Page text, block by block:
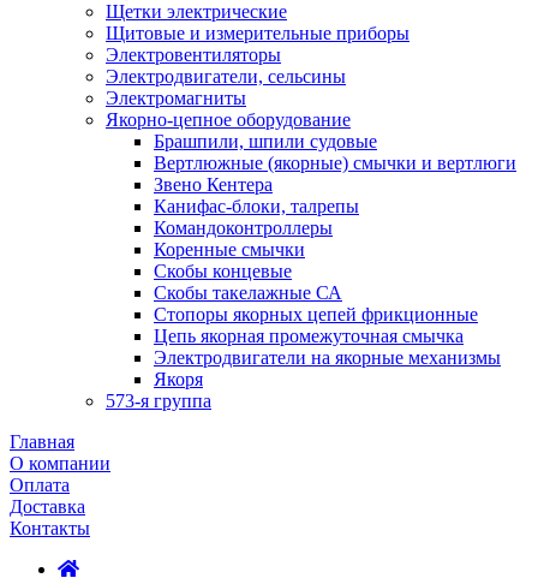
Щетки электрические
Щитовые и измерительные приборы
Электровентиляторы
Электродвигатели, сельсины
Электромагниты
Якорно-цепное оборудование
Брашпили, шпили судовые
Вертлюжные (якорные) смычки и вертлюги
Звено Кентера
Канифас-блоки, талрепы
Командоконтроллеры
Коренные смычки
Скобы концевые
Скобы такелажные СА
Стопоры якорных цепей фрикционные
Цепь якорная промежуточная смычка
Электродвигатели на якорные механизмы
Якоря
573-я группа
Главная
О компании
Оплата
Доставка
Контакты